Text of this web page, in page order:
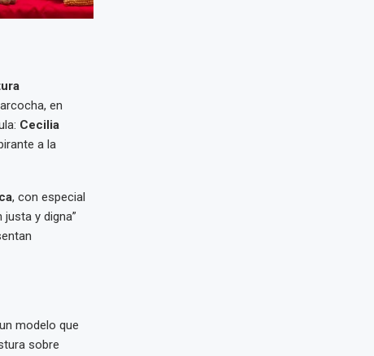
en
Cecilia
a la
, con especial
y digna”
modelo que
sobre